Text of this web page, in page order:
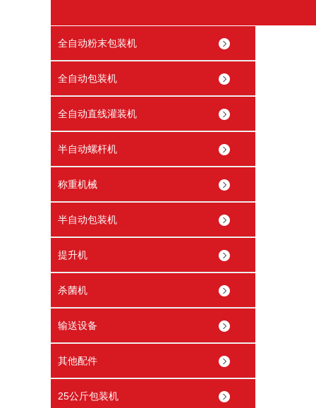
全自动粉末包装机
全自动包装机
全自动直线灌装机
半自动螺杆机
称重机械
半自动包装机
提升机
杀菌机
输送设备
其他配件
25公斤包装机